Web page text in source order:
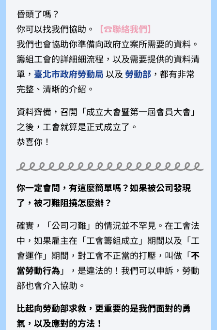
昏頭了嗎？
你可以找我們協助。
【☎︎聯絡我們】
我們也會協助你準備向政府立案所需要的資料。
籌組工會的詳細細流程，以及需要提供的資料清
單， 臺北市政府勞動局以及 勞動部，都有非常
完整、清晰的介紹。
資料齊備，召開「成立大會暨第一屆會員大會」
之後，工會就算是正式成立了。
恭喜你！
你一定會問，有這麼簡單嗎？如果被公司發現
了，被刁難阻撓怎麼辦？
確實，「公司刁難」的情況並不罕見。在工會法
中，如果雇主在「工會籌組成立」期間以及「工
會運作」期間，對工會不正當的打壓，叫做「不
當勞動行為 」，是違法的！我們可以申訴，勞動
部也會介入協助。
比起向勞動部求救，更重要的是我們面對的勇
氣，以及應對的方法！